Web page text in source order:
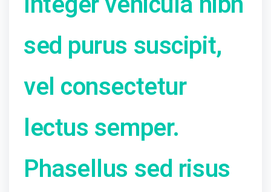
sed purus suscipit,
vel consectetur
lectus semper.
Phasellus sed risus